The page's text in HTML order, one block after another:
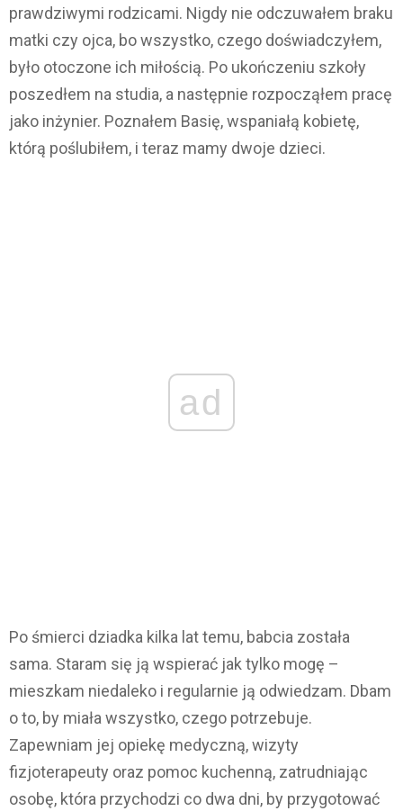
prawdziwymi rodzicami. Nigdy nie odczuwałem braku
matki czy ojca, bo wszystko, czego doświadczyłem,
było otoczone ich miłością. Po ukończeniu szkoły
poszedłem na studia, a następnie rozpocząłem pracę
jako inżynier. Poznałem Basię, wspaniałą kobietę,
którą poślubiłem, i teraz mamy dwoje dzieci.
ad
Po śmierci dziadka kilka lat temu, babcia została
sama. Staram się ją wspierać jak tylko mogę –
mieszkam niedaleko i regularnie ją odwiedzam. Dbam
o to, by miała wszystko, czego potrzebuje.
Zapewniam jej opiekę medyczną, wizyty
fizjoterapeuty oraz pomoc kuchenną, zatrudniając
osobę, która przychodzi co dwa dni, by przygotować